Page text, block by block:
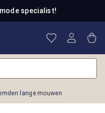
specialist!
Je hebt 0
lange mouwen